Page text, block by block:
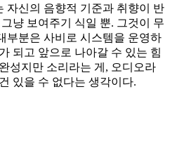
자신의 음향적 기준과 취향이 반
냥 보여주기 식일 뿐. 그것이 무
부분은 사비로 시스템을 운영하
되고 앞으로 나아갈 수 있는 힘
성지만 소리라는 게, 오디오라
있을 수 없다는 생각이다.